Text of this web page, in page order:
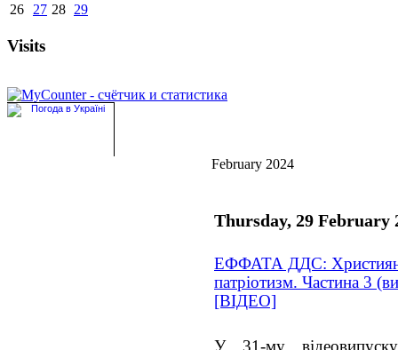
26
27 28 29
Visits
February 2024
Thursday, 29 February
ЕФФАТА ДДС:
патріотизм. Частина 3
[ВІДЕО]
У 31-му